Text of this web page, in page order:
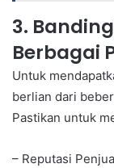
3.
Berbagai
Untuk
berlian dari
Pastikan untuk
– Reputasi